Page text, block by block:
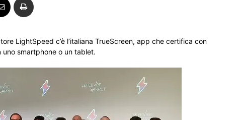
LightSpeed c’è l’italiana TrueScreen, app che certifica con
smartphone o un tablet.